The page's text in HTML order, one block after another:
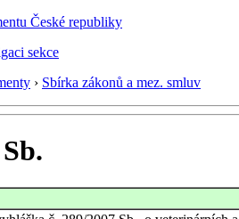
sekce
› Sbírka zákonů a mez. smluv